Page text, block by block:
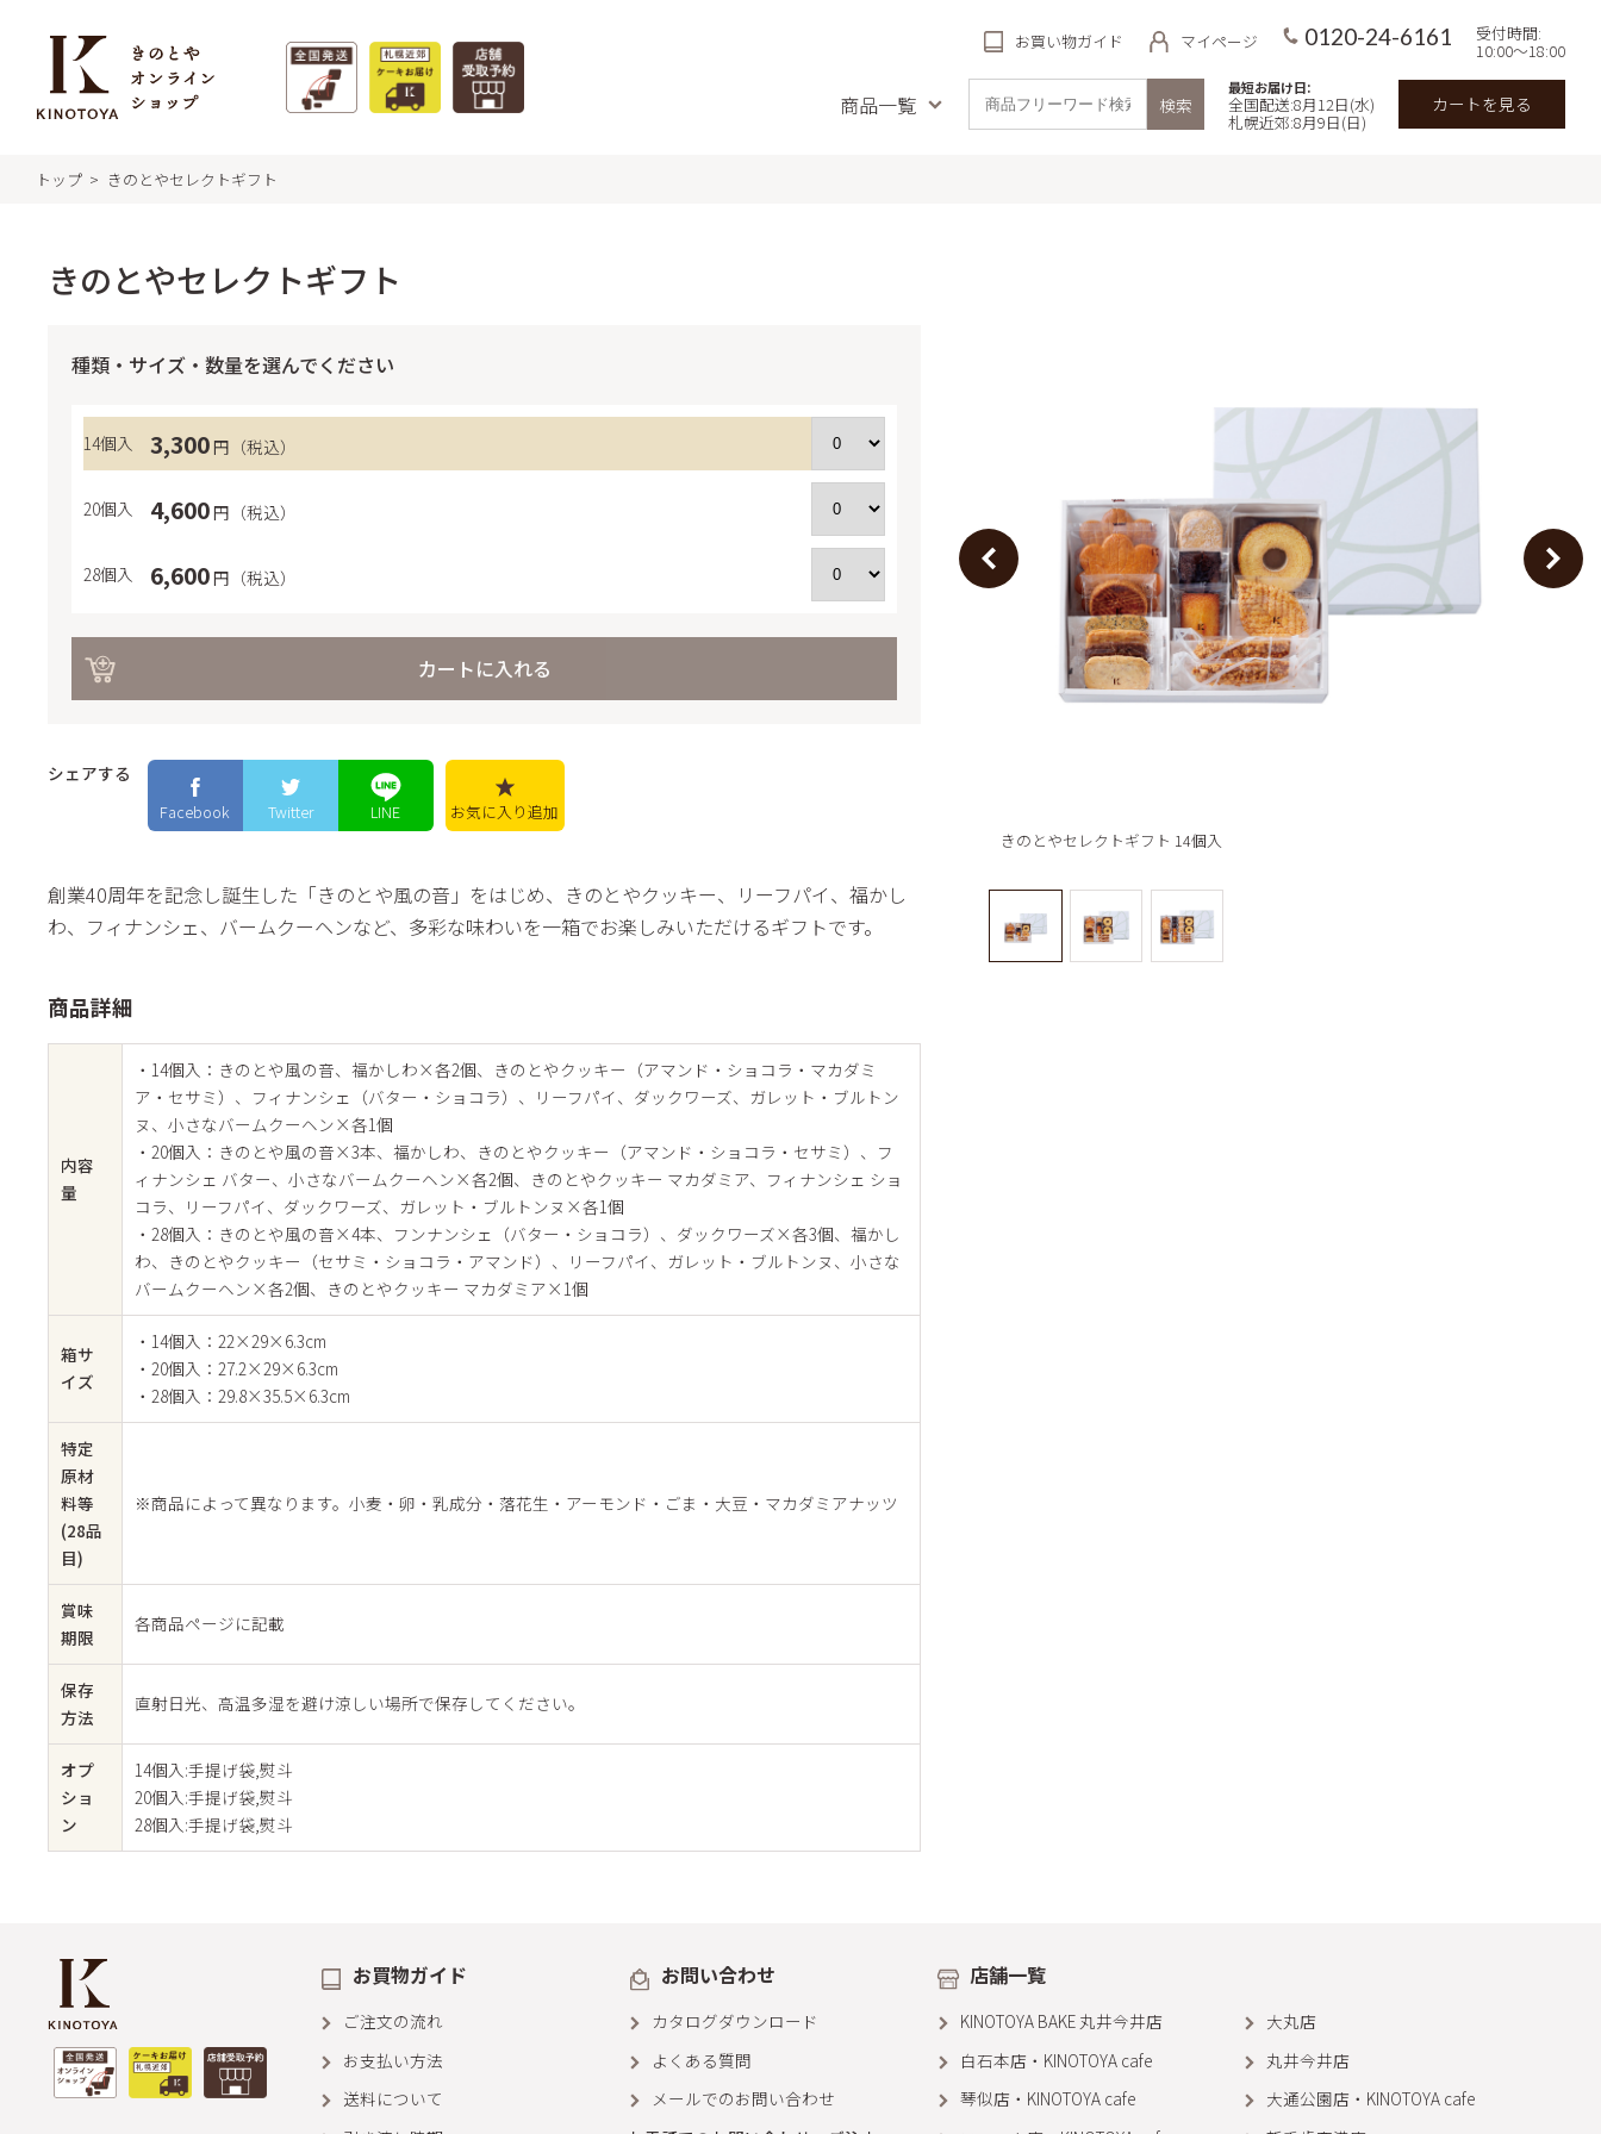
お買い物ガイド マイページ 0120-24-6161 受付時間:
10:00～18:00
商品一覧 検索
最短お届け日:
全国配送:8月12日(水)
札幌近郊:8月9日(日)
カートを見る
特集 - 季節のおすすめ
ククッキー
バームクーヘン
ラ・フランス
ユートピアの平飼いたま
ご・ユートピアのおいし
い牛乳
バームクーヘン
パウンドケーキ
商品一覧
電子カタログを見る
7,000円～
入数で探す
～5個
～10個
～15個
16個以上
トップ きのとやセレクトギフト
きのとやセレクトギフト
きのとやセレクトギフト 14個入
種類・サイズ・数量を選んでください
14個入 3,300円（税込）
20個入 4,600円（税込）
28個入 6,600円（税込）
カートに入れる
シェアする
Facebook Twitter LINE お気に入り追加
創業40周年を記念し誕生した「きのとや風の音」をはじめ、きのとやクッキー、リーフパイ、福かし
わ、フィナンシェ、バームクーヘンなど、多彩な味わいを一箱でお楽しみいただけるギフトです。
商品詳細
内容
量
・14個入：きのとや風の音、福かしわ×各2個、きのとやクッキー（アマンド・ショコラ・マカダミ
ア・セサミ）、フィナンシェ（バター・ショコラ）、リーフパイ、ダックワーズ、ガレット・ブルトン
ヌ、小さなバームクーヘン×各1個
・20個入：きのとや風の音×3本、福かしわ、きのとやクッキー（アマンド・ショコラ・セサミ）、フ
ィナンシェ バター、小さなバームクーヘン×各2個、きのとやクッキー マカダミア、フィナンシェ ショ
コラ、リーフパイ、ダックワーズ、ガレット・ブルトンヌ×各1個
・28個入：きのとや風の音×4本、フンナンシェ（バター・ショコラ）、ダックワーズ×各3個、福かし
わ、きのとやクッキー（セサミ・ショコラ・アマンド）、リーフパイ、ガレット・ブルトンヌ、小さな
バームクーヘン×各2個、きのとやクッキー マカダミア×1個
箱サ
イズ
・14個入：22×29×6.3cm
・20個入：27.2×29×6.3cm
・28個入：29.8×35.5×6.3cm
特定
原材
料等
(28品
目)
※商品によって異なります。小麦・卵・乳成分・落花生・アーモンド・ごま・大豆・マカダミアナッツ
賞味
期限
各商品ページに記載
保存
方法
直射日光、高温多湿を避け涼しい場所で保存してください。
オプ
ショ
ン
14個入:手提げ袋,熨斗
20個入:手提げ袋,熨斗
28個入:手提げ袋,熨斗
お買物ガイド
ご注文の流れ
お支払い方法
送料について
お問い合わせ
カタログダウンロード
よくある質問
メールでのお問い合わせ
店舗一覧
KINOTOYA BAKE 丸井今井店
白石本店・KINOTOYA cafe
琴似店・KINOTOYA cafe
大丸店
丸井今井店
大通公園店・KINOTOYA cafe